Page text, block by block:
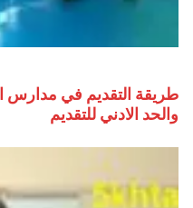
والحد الادني للتقديم